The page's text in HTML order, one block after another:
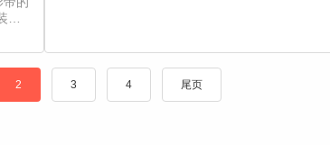
玩
2 3 4 尾页